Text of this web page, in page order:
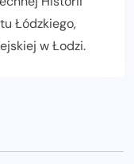
Łódzkiego,
w Łodzi.